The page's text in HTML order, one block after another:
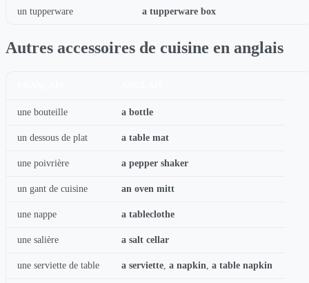
un tupperware a tupperware box
Autres accessoires de cuisine en anglais
une bouteille a bottle
un dessous de plat a table mat
une poivrière a pepper shaker
un gant de cuisine an oven mitt
une nappe a tableclothe
une salière a salt cellar
une serviette de table a serviette a napkin a table napkin